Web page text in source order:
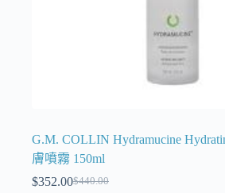
G.M. COLLIN Hydramucine
膚噴霧 150ml
$440.00
$352.00